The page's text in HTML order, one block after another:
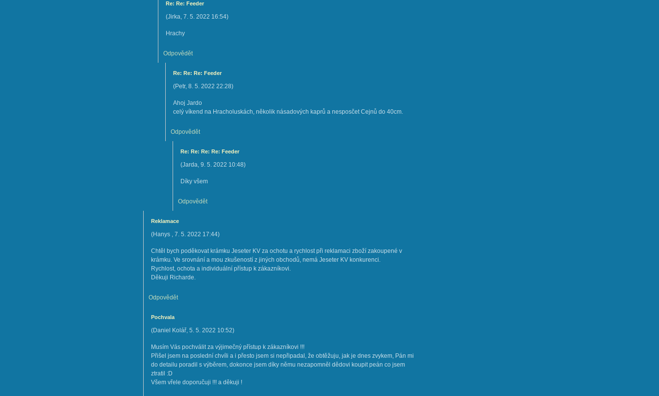
Re: Re: Feeder
(Jirka, 7. 5. 2022 16:54)
Hrachy
Odpovědět
Re: Re: Re: Feeder
(Petr, 8. 5. 2022 22:28)
Ahoj Jardo
celý víkend na Hracholuskách, několik násadových kaprů a nesposčet Cejnů do 40cm.
Odpovědět
Re: Re: Re: Re: Feeder
(Jarda, 9. 5. 2022 10:48)
Díky všem
Odpovědět
Reklamace
(Hanys , 7. 5. 2022 17:44)
Chtěl bych poděkovat krámku Jeseter KV za ochotu a rychlost při reklamaci zboží zakoupené v
krámku. Ve srovnání a mou zkušeností z jiných obchodů, nemá Jeseter KV konkurenci.
Rychlost, ochota a individuální přístup k zákazníkovi.
Děkuji Richarde.
Odpovědět
Pochvala
(Daniel Kolář, 5. 5. 2022 10:52)
Musím Vás pochválit za výjimečný přístup k zákazníkovi !!!
Přišel jsem na poslední chvíli a i přesto jsem si nepřipadal, že obtěžuju, jak je dnes zvykem, Pán mi
do detailu poradil s výběrem, dokonce jsem díky němu nezapomněl dědovi koupit peán co jsem
ztratil :D
Všem vřele doporučuji !!! a děkuji !